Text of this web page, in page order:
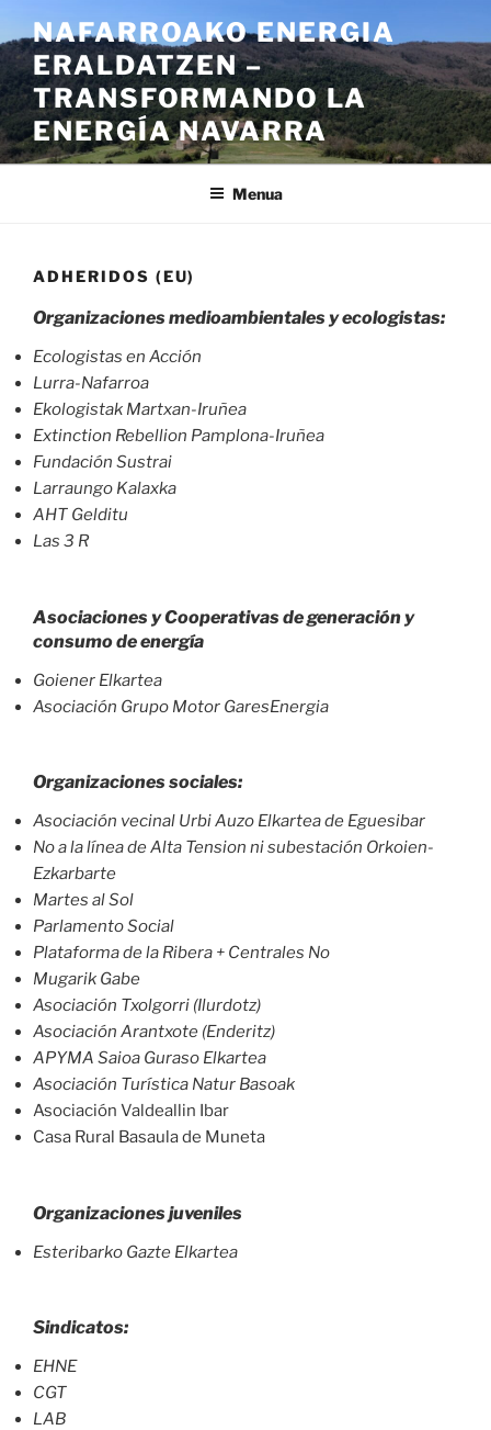
edukiraNAFARROAKO ENERGIA
ERALDATZEN –
TRANSFORMANDO LA
ENERGÍA NAVARRA
Menua
ADHERIDOS (EU)
Organizaciones medioambientales y ecologistas:
Ecologistas en Acción
Lurra-Nafarroa
Ekologistak Martxan-Iruñea
Extinction Rebellion Pamplona-Iruñea
Fundación Sustrai
Larraungo Kalaxka
AHT Gelditu
Las 3 R
Asociaciones y Cooperativas de generación y
consumo de energía
Goiener Elkartea
Asociación Grupo Motor GaresEnergia
Organizaciones sociales:
Asociación vecinal Urbi Auzo Elkartea de Eguesibar
No a la línea de Alta Tension ni subestación Orkoien-
Ezkarbarte
Martes al Sol
Parlamento Social
Plataforma de la Ribera + Centrales No
Mugarik Gabe
Asociación Txolgorri (Ilurdotz)
Asociación Arantxote (Enderitz)
APYMA Saioa Guraso Elkartea
Asociación Turística Natur Basoak
Asociación Valdeallin Ibar
Casa Rural Basaula de Muneta
Organizaciones juveniles
Esteribarko Gazte Elkartea
Sindicatos:
EHNE
CGT
LAB